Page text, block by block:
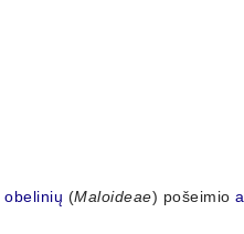
obelinių (Maloideae) pošeimio